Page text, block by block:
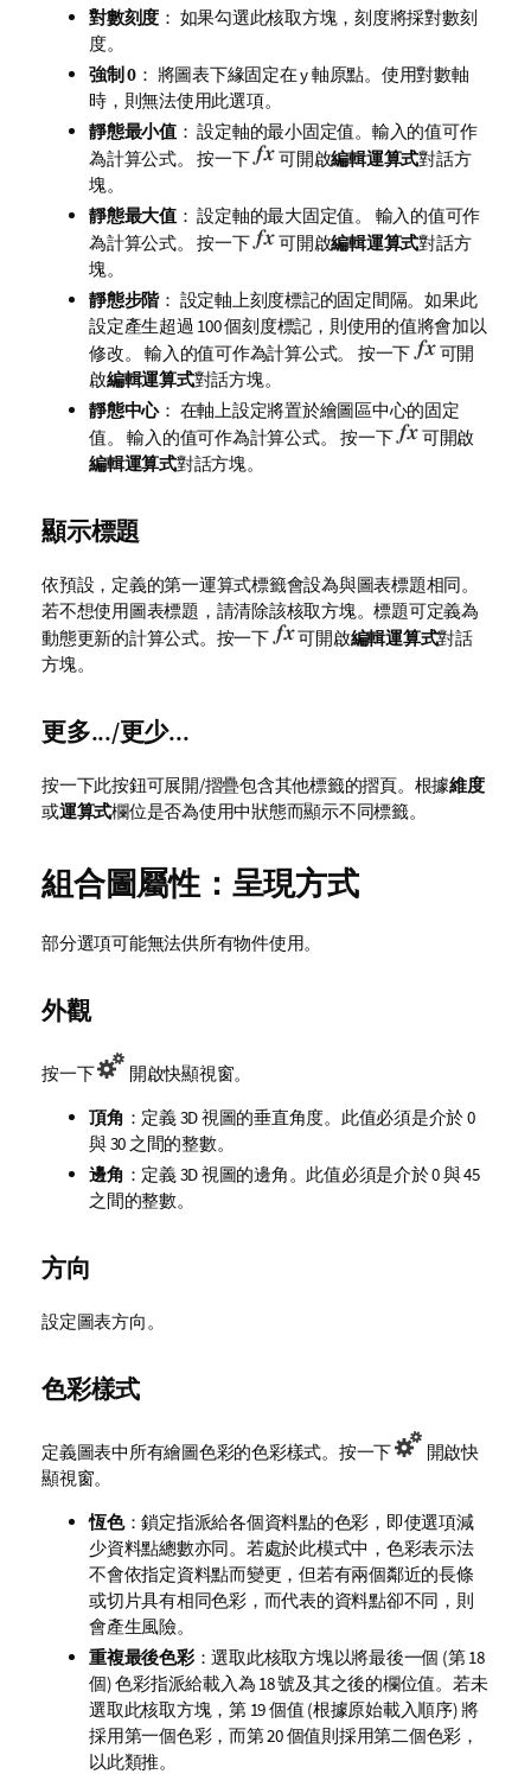
對數刻度 ： 如果勾選此核取方塊，刻度將採對數刻
度。
強制 0 ： 將圖表下緣固定在 y 軸原點。使用對數軸
時，則無法使用此選項。
靜態最小值： 設定軸的最小固定值。輸入的值可作
為計算公式。 按一下
可開啟編輯運算式對話方
塊。
靜態最大值： 設定軸的最大固定值。 輸入的值可作
為計算公式。 按一下
可開啟編輯運算式對話方
塊。
靜態步階： 設定軸上刻度標記的固定間隔。如果此
設定產生超過 100 個刻度標記，則使用的值將會加以
修改。 輸入的值可作為計算公式。 按一下
可開
啟編輯運算式對話方塊。
靜態中心： 在軸上設定將置於繪圖區中心的固定
值。 輸入的值可作為計算公式。 按一下
可開啟
編輯運算式對話方塊。
顯示標題
依預設，定義的第一運算式標籤會設為與圖表標題相同。
若不想使用圖表標題，請清除該核取方塊。標題可定義為
動態更新的計算公式。按一下
可開啟編輯運算式對話
方塊。
更多.../更少...
按一下此按鈕可展開/摺疊包含其他標籤的摺頁。根據維度
或運算式欄位是否為使用中狀態而顯示不同標籤。
組合圖屬性：呈現方式
部分選項可能無法供所有物件使用。
外觀
按一下
開啟快顯視窗。
頂角 ：定義 3D 視圖的垂直角度。此值必須是介於 0
與 30 之間的整數。
邊角 ：定義 3D 視圖的邊角。此值必須是介於 0 與 45
之間的整數。
方向
設定圖表方向。
色彩樣式
定義圖表中所有繪圖色彩的色彩樣式。按一下
開啟快
顯視窗。
恆色：鎖定指派給各個資料點的色彩，即使選項減
少資料點總數亦同。若處於此模式中，色彩表示法
不會依指定資料點而變更，但若有兩個鄰近的長條
或切片具有相同色彩，而代表的資料點卻不同，則
會產生風險。
重複最後色彩：選取此核取方塊以將最後一個 (第 18
個) 色彩指派給載入為 18 號及其之後的欄位值。若未
選取此核取方塊，第 19 個值 (根據原始載入順序) 將
採用第一個色彩，而第 20 個值則採用第二個色彩，
以此類推。